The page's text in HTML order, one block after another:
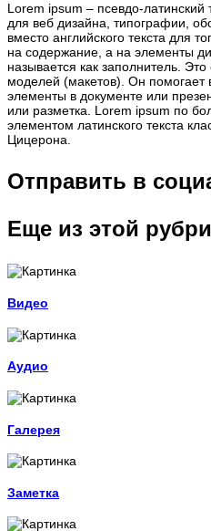
Lorem ipsum – псевдо-латинский
для веб дизайна, типографии,
вместо английского текста для
на содержание, а на элементы
называется как заполнитель.
моделей (макетов). Он помогает
элементы в документе или
или разметка. Lorem ipsum по
элементом латинского текста
Цицерона.
Отправить в
Еще из этой
Видео
Аудио
Галерея
Заметка